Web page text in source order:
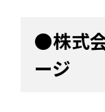
●株式
ージ